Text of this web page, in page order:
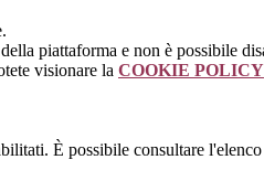
piattaforma e non è possibile
visionare la COOKIE POLICY
È possibile consultare